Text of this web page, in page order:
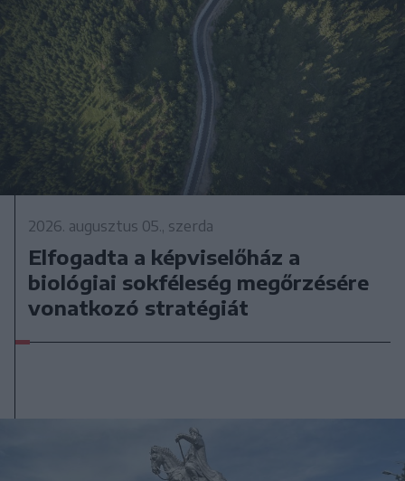
2026. augusztus 05., szerda
Elfogadta a képviselőház a
biológiai sokféleség megőrzésére
vonatkozó stratégiát